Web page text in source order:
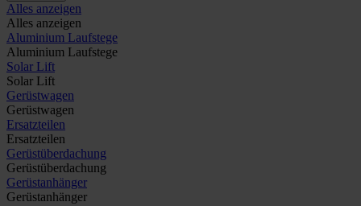
Alles anzeigen
Alles anzeigen
Aluminium Laufstege
Aluminium Laufstege
Solar Lift
Solar Lift
Gerüstwagen
Gerüstwagen
Ersatzteilen
Ersatzteilen
Gerüstüberdachung
Gerüstüberdachung
Gerüstanhänger
Gerüstanhänger